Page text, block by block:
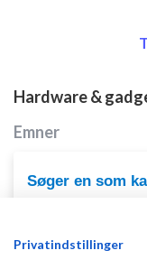
Hardware &
Emner
Søger en som
Privatindstillinger